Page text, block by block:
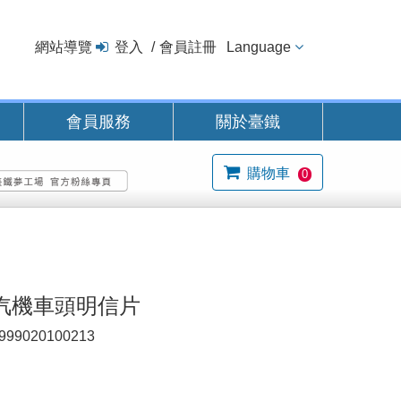
網站導覽 登入 會員註冊 Language
會員服務 關於臺鐵
購物車 0
機車頭明信片